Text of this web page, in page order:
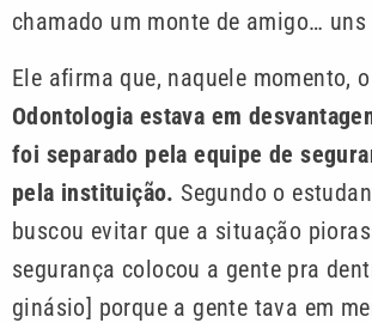
chamado um monte de amigo… uns
Ele afirma que, naquele momento, o
Odontologia estava em
foi separado pela equipe de
pela instituição. Segundo o
buscou evitar que a situação
segurança colocou a gente pra
ginásio] porque a gente tava em